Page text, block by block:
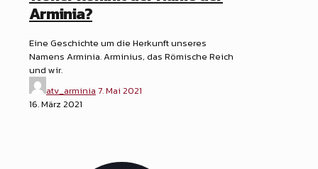
Arminia?
Eine Geschichte um die Herkunft unseres
Namens Arminia. Arminius, das Römische Reich
und wir.
atv_arminia 7. Mai 2021
16. März 2021